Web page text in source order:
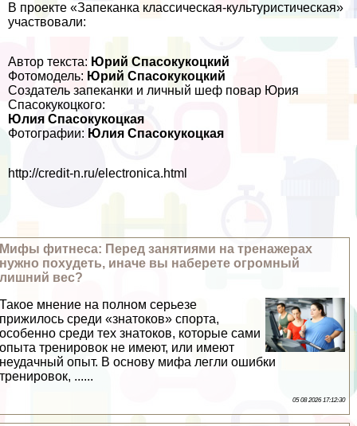
В проекте «Запеканка классическая-культуристическая»
участвовали:
Автор текста: Юрий Спасокукоцкий
Фотомодель: Юрий Спасокукоцкий
Создатель запеканки и личный шеф повар Юрия
Спасокукоцкого:
Юлия Спасокукоцкая
Фотографии: Юлия Спасокукоцкая
http://credit-n.ru/electronica.html
Мифы фитнеса: Перед занятиями на тренажерах
нужно похудеть, иначе вы наберете огромный
лишний вес?
Такое мнение на полном серьезе
прижилось среди «знатоков» спорта,
особенно среди тех знатоков, которые сами
опыта тренировок не имеют, или имеют
неудачный опыт. В основу мифа легли ошибки
тренировок, ......
05 08 2026 17:12:30